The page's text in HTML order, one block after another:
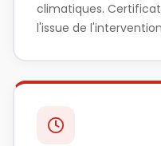
climatiques.
l'issue de